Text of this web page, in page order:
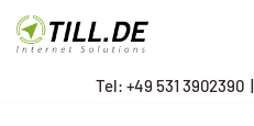
Zum
Tel: +49 531 3902390|